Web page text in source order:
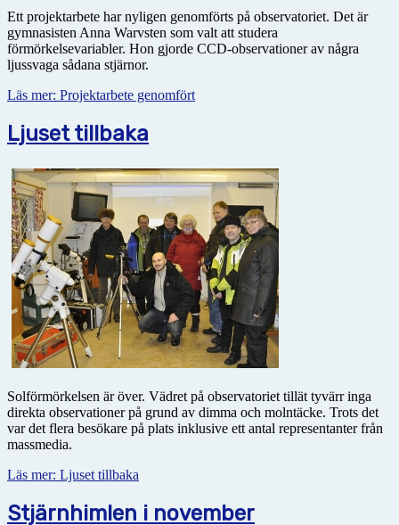
Ett projektarbete har nyligen genomförts på observatoriet. Det är
gymnasisten Anna Warvsten som valt att studera
förmörkelsevariabler. Hon gjorde CCD-observationer av några
ljussvaga sådana stjärnor.
Läs mer: Projektarbete genomfört
Ljuset tillbaka
Solförmörkelsen är över. Vädret på observatoriet tillät tyvärr inga
direkta observationer på grund av dimma och molntäcke. Trots det
var det flera besökare på plats inklusive ett antal representanter från
massmedia.
Läs mer: Ljuset tillbaka
Stjärnhimlen i november